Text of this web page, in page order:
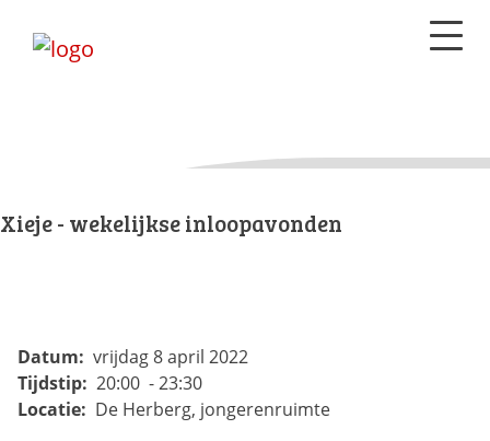
Xieje - wekelijkse inloopavonden
Datum: vrijdag 8 april 2022
Tijdstip: 20:00 - 23:30
Locatie: De Herberg, jongerenruimte